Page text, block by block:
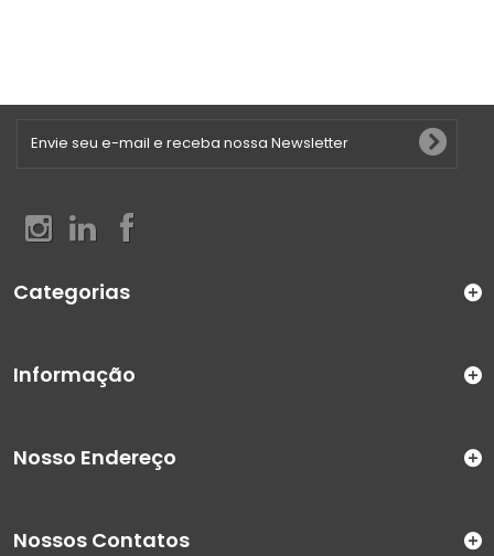
Categorias
Informação
Nosso Endereço
Nossos Contatos